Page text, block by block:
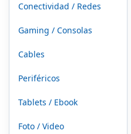
Conectividad / Redes
Gaming / Consolas
Cables
Periféricos
Tablets / Ebook
Foto / Video